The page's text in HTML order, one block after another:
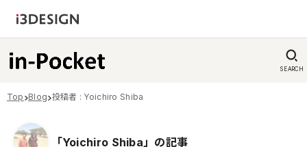
SEARCH
Top Blog 投稿者 : Yoichiro Shiba
「Yoichiro Shiba」の記事